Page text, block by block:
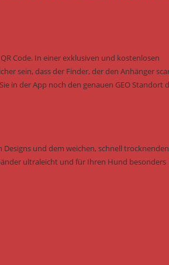
Code. In einer exklusiven und kostenlosen
sein, dass der Finder, der den Anhänger
in der App noch den genauen GEO Standort
und dem weichen, schnell
ultraleicht und für Ihren Hund besonders